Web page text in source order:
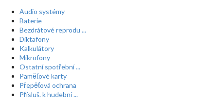
Audio systémy
Baterie
Bezdrátové reprodu ...
Diktafony
Kalkulátory
Mikrofony
Ostatní spotřební ...
Paměťové karty
Přepěťová ochrana
Přísluš. k hudební ...